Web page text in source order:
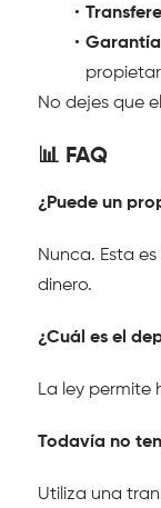
No dejes que
📊 FAQ
¿Puede un
Nunca. Esta
dinero.
¿Cuál es el
La ley permite
Todavía no
Utiliza una